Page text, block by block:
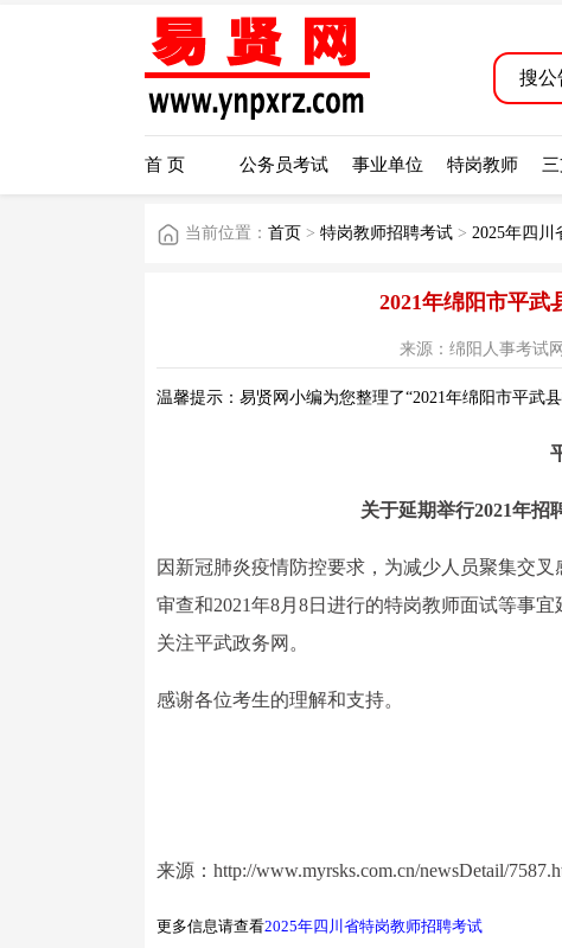
搜公
首 页 公务员考试 事业单位 特岗教师
当前位置： 首页 > 特岗教师招聘考试 > 2025年四川
2021年绵阳市平武
来源：绵阳人事考试
温馨提示：易贤网小编为您整理了“2021年绵阳市平武
关于延期举行2021年招
因新冠肺炎疫情防控要求，为减少人员聚集交
审查和2021年8月8日进行的特岗教师面试等事
关注平武政务网。
感谢各位考生的理解和支持。
来源：http://www.myrsks.com.cn/newsDetail/
更多信息请查看2025年四川省特岗教师招聘考试